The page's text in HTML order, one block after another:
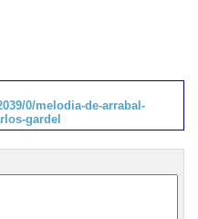
0/melodia-de-arrabal-
gardel